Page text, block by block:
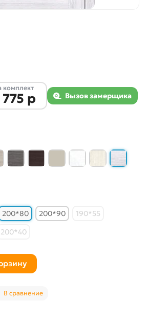
комплект
775 р Вызов замерщика
200*80 200*90
190*55
200*40
В сравнение